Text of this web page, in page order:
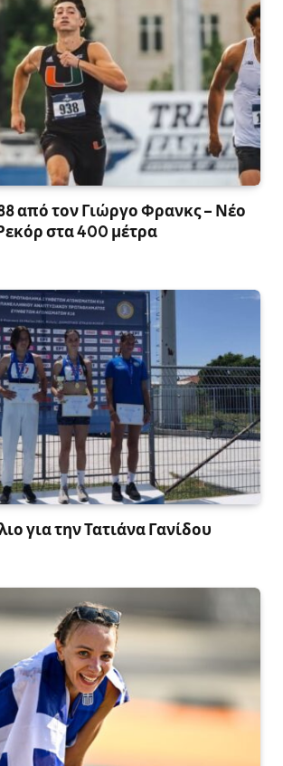
από τον Γιώργο Φρανκς – Νέο
στα 400 μέτρα
για την Τατιάνα Γανίδου